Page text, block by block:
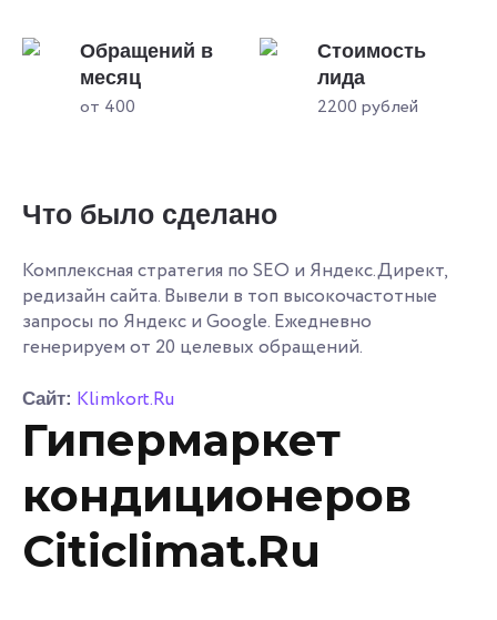
Обращений в
месяц
от 400
Стоимость
лида
2200 рублей
Что было сделано
Комплексная стратегия по SEO и Яндекс.Директ,
редизайн сайта. Вывели в топ высокочастотные
запросы по Яндекс и Google. Ежедневно
генерируем от 20 целевых обращений.
Сайт: Klimkort.Ru
Гипермаркет
кондиционеров
Citiclimat.Ru